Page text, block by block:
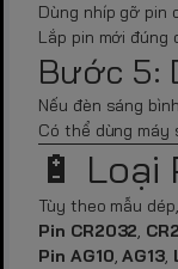
Dùng nhíp gỡ pin
Lắp pin mới đúng
Bước 5:
Nếu đèn sáng
Có thể dùng
🔋 Loại
Tùy theo mẫu
Pin CR2032,
Pin AG10,AG13,